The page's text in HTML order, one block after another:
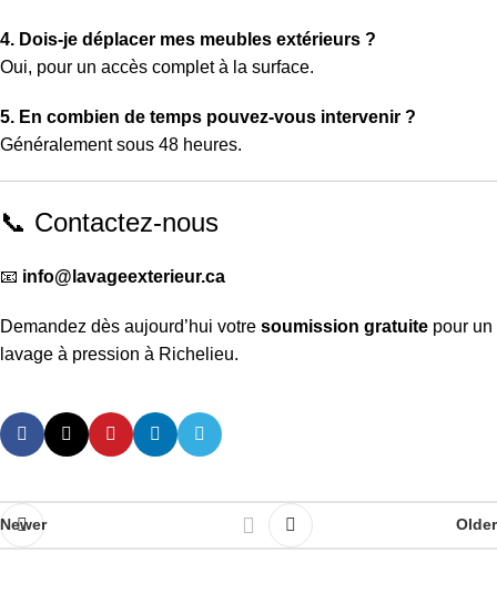
4. Dois-je déplacer mes meubles extérieurs ?
Oui, pour un accès complet à la surface.
5. En combien de temps pouvez-vous intervenir ?
Généralement sous 48 heures.
📞 Contactez-nous
📧 info@lavageexterieur.ca
Demandez dès aujourd’hui votre soumission gratuite pour un
lavage à pression à Richelieu.
Newer Older